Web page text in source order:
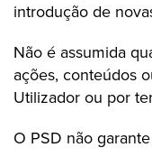
introdução de
Não é assumida
ações, conteúdos
Utilizador ou por
O PSD não